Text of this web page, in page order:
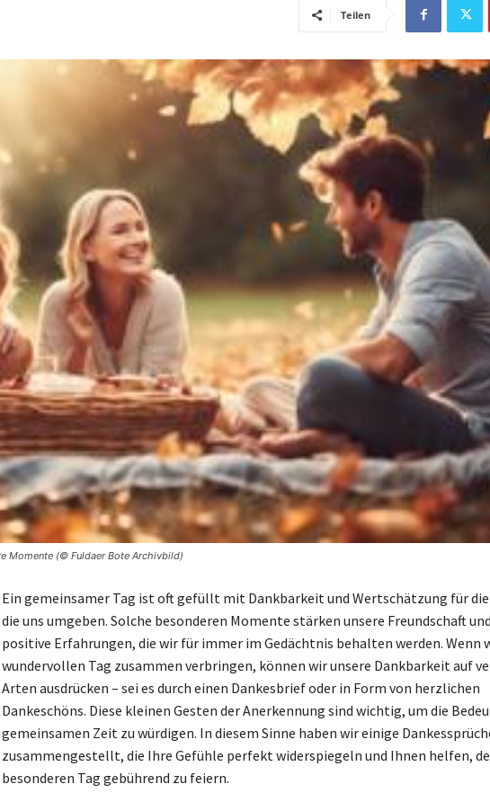
Teilen
Momente (© Fuldaer Bote Archivbild)
Ein gemeinsamer Tag ist oft gefüllt mit Dankbarkeit und Wertschätzung für die
die uns umgeben. Solche besonderen Momente stärken unsere Freundschaft
positive Erfahrungen, die wir für immer im Gedächtnis behalten werden. Wenn
wundervollen Tag zusammen verbringen, können wir unsere Dankbarkeit auf
Arten ausdrücken – sei es durch einen Dankesbrief oder in Form von herzlichen
Dankeschöns. Diese kleinen Gesten der Anerkennung sind wichtig, um die
gemeinsamen Zeit zu würdigen. In diesem Sinne haben wir einige
zusammengestellt, die Ihre Gefühle perfekt widerspiegeln und Ihnen helfen,
besonderen Tag gebührend zu feiern.